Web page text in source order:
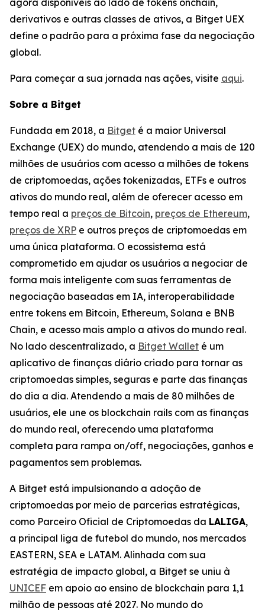
derivativos e outras classes de ativos, a Bitget UEX
define o padrão para a próxima fase da negociação
global.
Para começar a sua jornada nas ações, visite aqui.
Sobre a Bitget
Fundada em 2018, a Bitget é a maior Universal
Exchange (UEX) do mundo, atendendo a mais de 120
milhões de usuários com acesso a milhões de tokens
de criptomoedas, ações tokenizadas, ETFs e outros
ativos do mundo real, além de oferecer acesso em
tempo real a preços de Bitcoin, preços de Ethereum,
preços de XRP e outros preços de criptomoedas em
uma única plataforma. O ecossistema está
comprometido em ajudar os usuários a negociar de
forma mais inteligente com suas ferramentas de
negociação baseadas em IA, interoperabilidade
entre tokens em Bitcoin, Ethereum, Solana e BNB
Chain, e acesso mais amplo a ativos do mundo real.
No lado descentralizado, a Bitget Wallet é um
aplicativo de finanças diário criado para tornar as
criptomoedas simples, seguras e parte das finanças
do dia a dia. Atendendo a mais de 80 milhões de
usuários, ele une os blockchain rails com as finanças
do mundo real, oferecendo uma plataforma
completa para rampa on/off, negociações, ganhos e
pagamentos sem problemas.
A Bitget está impulsionando a adoção de
criptomoedas por meio de parcerias estratégicas,
como Parceiro Oficial de Criptomoedas da LALIGA,
a principal liga de futebol do mundo, nos mercados
EASTERN, SEA e LATAM. Alinhada com sua
estratégia de impacto global, a Bitget se uniu à
UNICEF em apoio ao ensino de blockchain para 1,1
milhão de pessoas até 2027. No mundo do